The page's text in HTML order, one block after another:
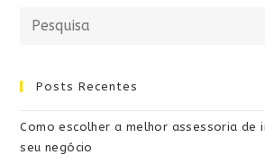
Posts Recentes
Como escolher a melhor assessoria de
seu negócio